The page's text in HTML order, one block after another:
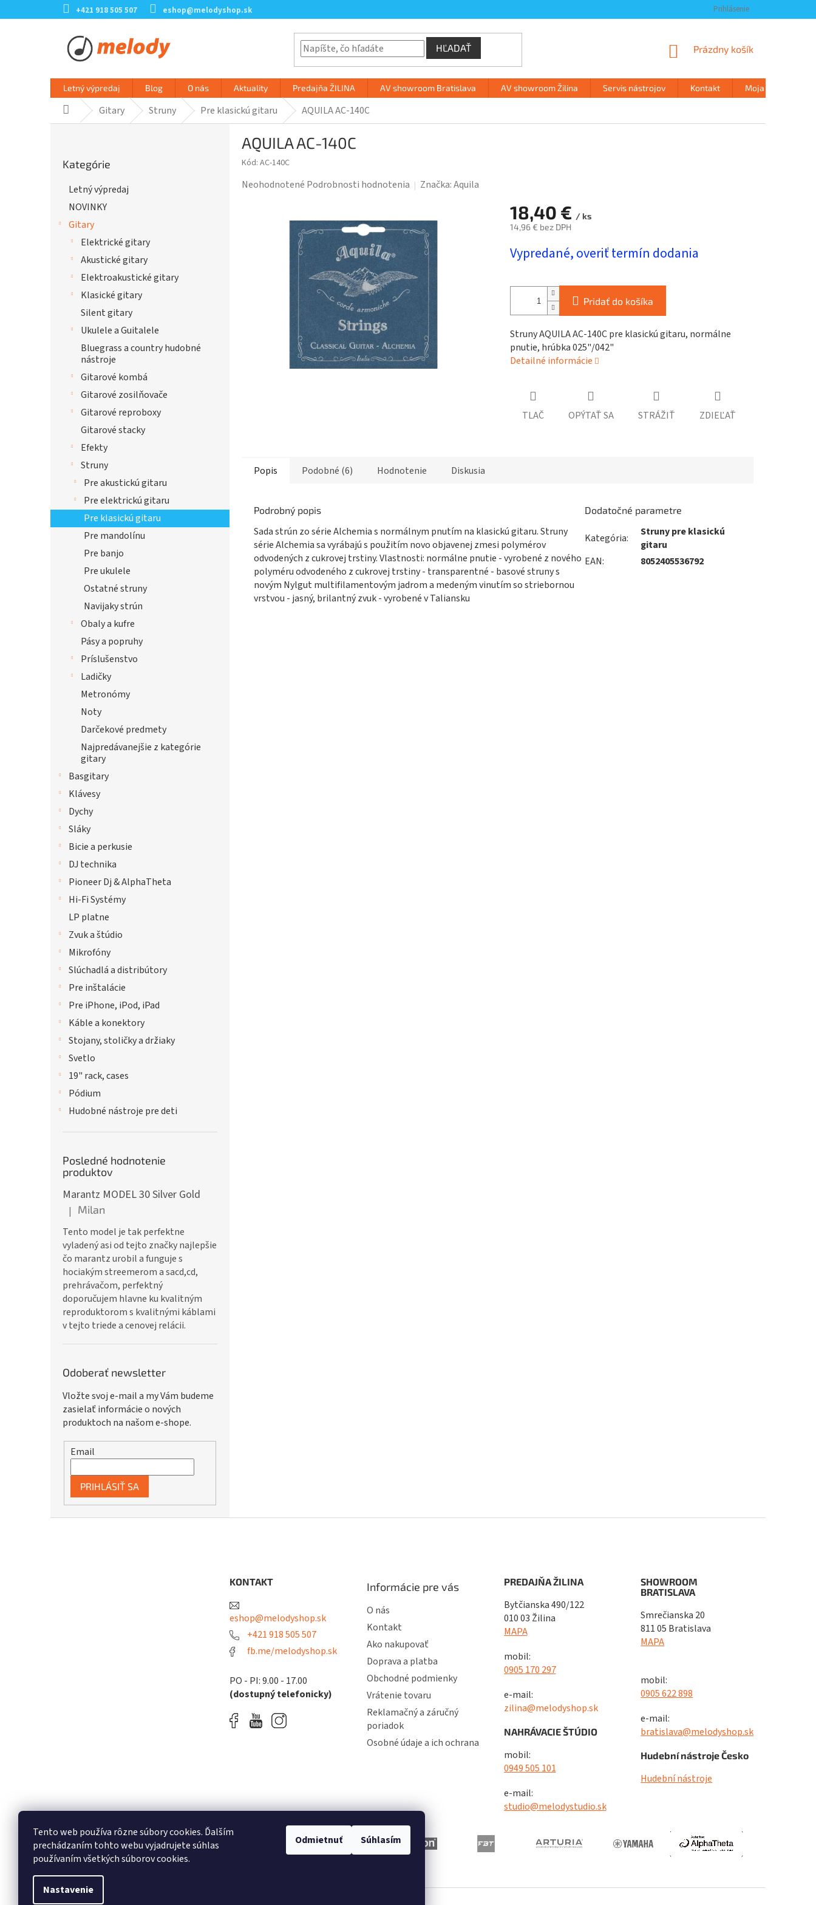
Tento web používa rôzne súbory cookies. Ďalším
prechádzaním tohto webu vyjadrujete súhlas
používaním všetkých súborov cookies.
Nastavenie
Odmietnuť Súhlasím
na
+421 918 505 507 eshop@melodyshop.sk Prihlásenie
HĽADAŤ
NÁKUPNÝ
Prázdny košík
Letný výpredaj Blog O nás Aktuality Predajňa ŽILINA AV showroom Bratislava AV showroom Žilina Servis nástrojov Kontakt Moja objednávka
DomovGitary Struny Pre klasickú gitaru AQUILA AC-140C
kategórie
Kategórie
Letný výpredaj
NOVINKY
Gitary
Elektrické gitary
Akustické gitary
Elektroakustické gitary
Klasické gitary
Silent gitary
Ukulele a Guitalele
Bluegrass a country hudobné
nástroje
Gitarové kombá
Gitarové zosilňovače
Gitarové reproboxy
Gitarové stacky
Efekty
Struny
Pre akustickú gitaru
Pre elektrickú gitaru
Pre klasickú gitaru
Pre mandolínu
Pre banjo
Pre ukulele
Ostatné struny
Navijaky strún
Obaly a kufre
Pásy a popruhy
Príslušenstvo
Ladičky
Metronómy
Noty
Darčekové predmety
Najpredávanejšie z kategórie
gitary
Basgitary
Klávesy
Dychy
Sláky
Bicie a perkusie
DJ technika
Pioneer Dj & AlphaTheta
Hi-Fi Systémy
LP platne
Zvuk a štúdio
Mikrofóny
Slúchadlá a distribútory
Pre inštalácie
Pre iPhone, iPod, iPad
Káble a konektory
Stojany, stoličky a držiaky
Svetlo
19" rack, cases
Pódium
Hudobné nástroje pre deti
Posledné hodnotenie
produktov
Marantz MODEL 30 Silver Gold
Hodnotenie produktu je 5 z 5 hviezdičiek.
| Milan
Tento model je tak perfektne
vyladený asi od tejto značky najlepšie
čo marantz urobil a funguje s
hociakým streemerom a sacd,cd,
prehrávačom, perfektný
doporučujem hlavne ku kvalitným
reproduktorom s kvalitnými káblami
v tejto triede a cenovej relácii.
Odoberať newsletter
Vložte svoj e-mail a my Vám budeme
zasielať informácie o nových
produktoch na našom e-shope.
Email
PRIHLÁSIŤ SA
AQUILA AC-140C
Kód: AC-140C
Priemerné
Neohodnotené Podrobnosti hodnotenia Značka:Aquila
18,40 € / ks
14,96 € bez DPH
cena:
Vypredané, overiť termín dodania
Pridať do košíka
Struny AQUILA AC-140C pre klasickú gitaru, normálne
pnutie, hrúbka 025"/042"
Detailné informácie
TLAČ OPÝTAŤ SA STRÁŽIŤ ZDIEĽAŤ
Popis Podobné (6) Hodnotenie Diskusia
Podrobný popis
Sada strún zo série Alchemia s normálnym pnutím na klasickú gitaru. Struny
série Alchemia sa vyrábajú s použitím novo objavenej zmesi polymérov
odvodených z cukrovej trstiny. Vlastnosti: normálne pnutie - vyrobené z nového
polyméru odvodeného z cukrovej trstiny - transparentné - basové struny s
novým Nylgut multifilamentovým jadrom a medeným vinutím so striebornou
vrstvou - jasný, brilantný zvuk - vyrobené v Taliansku
Dodatočné parametre
Kategória:
Struny pre klasickú
gitaru
EAN: 8052405536792
KONTAKT
eshop@melodyshop.sk
+421 918 505 507
fb.me/melodyshop.sk
PO - PI: 9.00 - 17.00
(dostupný telefonicky)
Informácie pre vás
O nás
Kontakt
Ako nakupovať
Doprava a platba
Obchodné podmienky
Vrátenie tovaru
Reklamačný a záručný
poriadok
Osobné údaje a ich ochrana
PREDAJŇA ŽILINA
Bytčianska 490/122
010 03 Žilina
MAPA
mobil:
0905 170 297
e-mail:
zilina@melodyshop.sk
NAHRÁVACIE ŠTÚDIO
mobil:
0949 505 101
e-mail:
studio@melodystudio.sk
SHOWROOM
BRATISLAVA
Smrečianska 20
811 05 Bratislava
MAPA
mobil:
0905 622 898
e-mail:
bratislava@melodyshop.sk
Hudební nástroje Česko
Hudební nástroje